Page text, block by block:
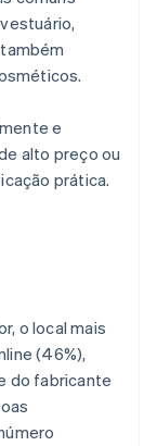
e
alto preço ou
prática.
o local mais
(46%),
do fabricante